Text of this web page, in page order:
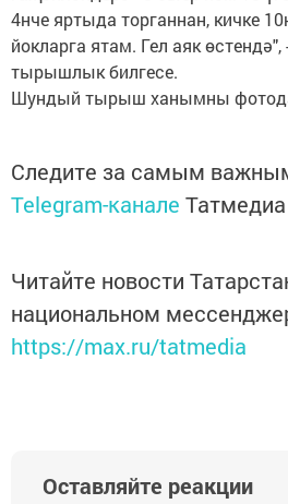
4нче яртыда торганнан, кичке
йокларга ятам. Гел аяк
тырышлык билгесе.
Шундый тырыш ханымны
Следите за самым
Telegram-канале Татмедиа
Читайте новости
национальном
https://max.ru/tatmedia
Оставляйте реакции